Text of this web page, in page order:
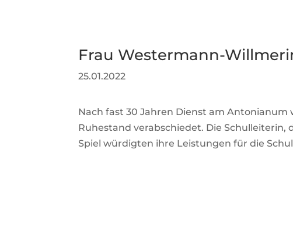
Frau Westermann-
25.01.2022
Nach fast 30 Jahren Dienst am
Ruhestand verabschiedet. Die Schulleiterin,
Spiel würdigten ihre Leistungen für die